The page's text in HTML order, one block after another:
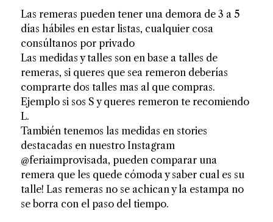
Las remeras pueden tener una demora de 3 a 5
días hábiles en estar listas, cualquier cosa
consúltanos por privado
Las medidas y talles son en base a talles de
remeras, si queres que sea remeron deberías
comprarte dos talles mas al que compras.
Ejemplo si sos S y queres remeron te recomiendo
L.
También tenemos las medidas en stories
destacadas en nuestro Instagram
@feriaimprovisada, pueden comparar una
remera que les quede cómoda y saber cual es su
talle! Las remeras no se achican y la estampa no
se borra con el paso del tiempo.